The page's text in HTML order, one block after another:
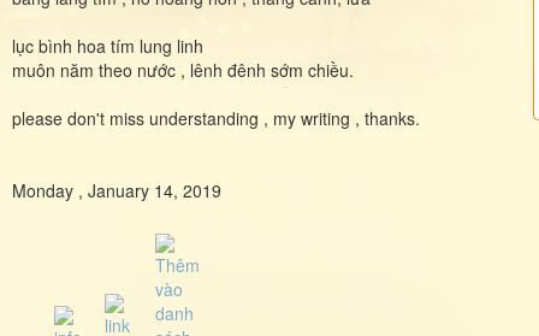
lục bình hoa tím lung linh
muôn năm theo nước , lênh đênh sớm chiều.
please don't miss understanding , my writing , thanks.
Monday , January 14, 2019